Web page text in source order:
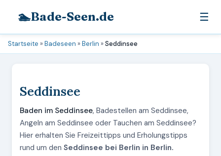
🏊Bade-Seen.de ☰
Startseite »Badeseen »Berlin »Seddinsee
Seddinsee
Baden im Seddinsee, Badestellen am Seddinsee,
Angeln am Seddinsee oder Tauchen am Seddinsee?
Hier erhalten Sie Freizeittipps und Erholungstipps
rund um den Seddinsee bei Berlin in Berlin.